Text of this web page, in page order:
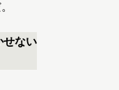
せない